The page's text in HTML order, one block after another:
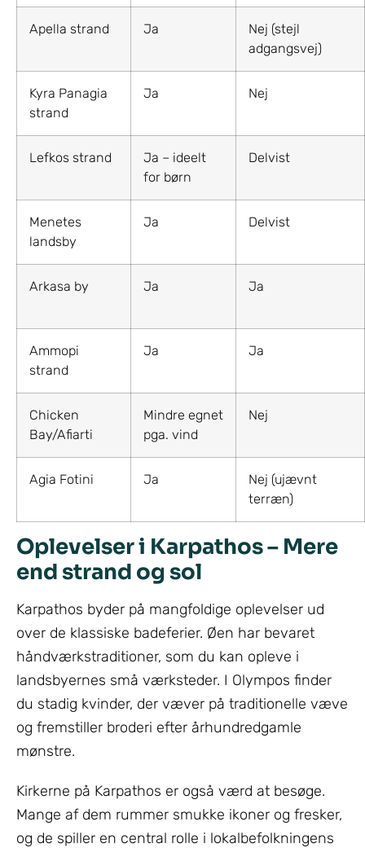
Apella strand Ja
Nej (stejl
adgangsvej)
Kyra Panagia
strand
Ja Nej
Lefkos strand
Ja – ideelt
for børn
Delvist
Menetes
landsby
Ja Delvist
Arkasa by Ja Ja
Ammopi
strand
Ja Ja
Chicken
Bay/Afiarti
Mindre egnet
pga. vind
Nej
Agia Fotini Ja
Nej (ujævnt
terræn)
Oplevelser i Karpathos – Mere
end strand og sol
Karpathos byder på mangfoldige oplevelser ud
over de klassiske badeferier. Øen har bevaret
håndværkstraditioner, som du kan opleve i
landsbyernes små værksteder. I Olympos finder
du stadig kvinder, der væver på traditionelle væve
og fremstiller broderi efter århundredgamle
mønstre.
Kirkerne på Karpathos er også værd at besøge.
Mange af dem rummer smukke ikoner og fresker,
og de spiller en central rolle i lokalbefolkningens